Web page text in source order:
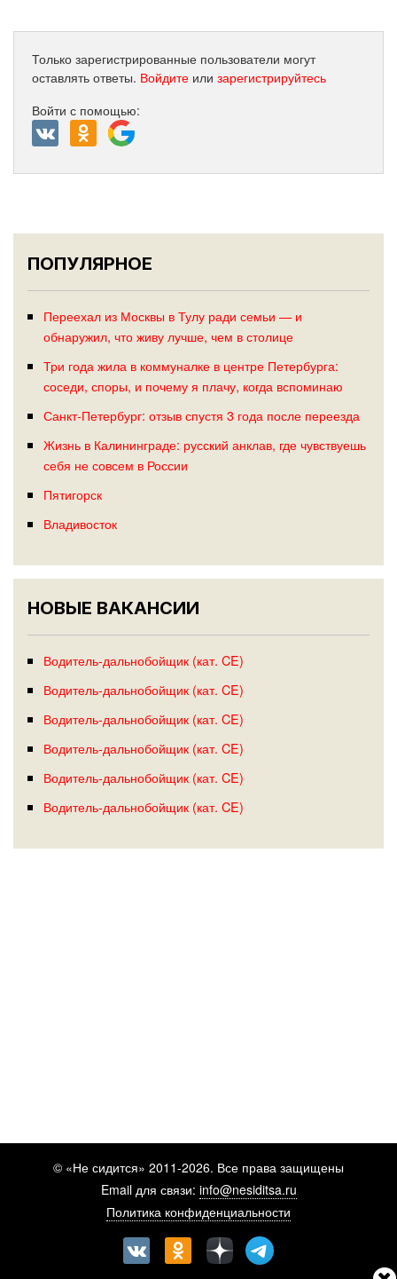
Только зарегистрированные пользователи могут
оставлять ответы. Войдите или зарегистрируйтесь
Войти с помощью:
ПОПУЛЯРНОЕ
Переехал из Москвы в Тулу ради семьи — и
обнаружил, что живу лучше, чем в столице
Три года жила в коммуналке в центре Петербурга:
соседи, споры, и почему я плачу, когда вспоминаю
Санкт-Петербург: отзыв спустя 3 года после переезда
Жизнь в Калининграде: русский анклав, где чувствуешь
себя не совсем в России
Пятигорск
Владивосток
НОВЫЕ ВАКАНСИИ
Водитель-дальнобойщик (кат. CE)
Водитель-дальнобойщик (кат. CE)
Водитель-дальнобойщик (кат. CE)
Водитель-дальнобойщик (кат. CE)
Водитель-дальнобойщик (кат. CE)
Водитель-дальнобойщик (кат. CE)
© «Не сидится» 2011-2026. Все права защищены
Email для связи: info@nesiditsa.ru
Политика конфиденциальности